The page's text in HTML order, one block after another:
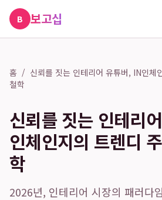
B 보고십
홈 / 신뢰를 짓는 인테리어 유튜버, IN인체
철학
신뢰를 짓는 인테리
인체인지의 트렌디
학
2026년, 인테리어 시장의 패러다